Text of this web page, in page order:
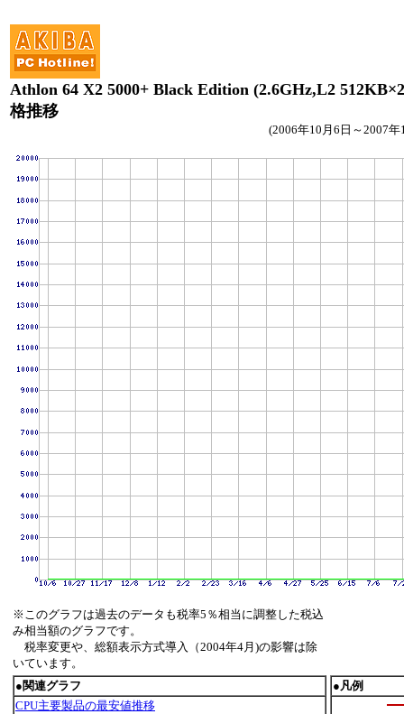
Athlon 64 X2 5000+ Black Edition (2.6GHz,L2
格推移
(2006年10月6日～2007年
※このグラフは過去のデータも税率5％相当に調整した税込
み相当額のグラフです。
税率変更や、総額表示方式導入（2004年4月)の影響は除
いています。
●関連グラフ
CPU主要製品の最安値推移
●凡例